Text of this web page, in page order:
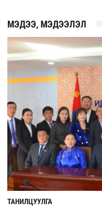
MЭДЭЭ, МЭДЭЭЛЭЛ
ТАНИЛЦУУЛГА